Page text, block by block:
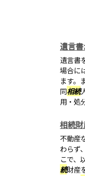
遺言
遺言書
場合に
ます。
同相続
用・処
相続
不動産
わらず
こで、
続財産